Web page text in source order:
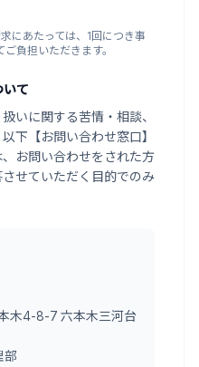
にあたっては、1回につき事
負担いただきます。
いて
いに関する苦情・相談、
下【お問い合わせ窓口】
お問い合わせをされた方
せていただく目的でのみ
木4-8-7 六本木三河台
部